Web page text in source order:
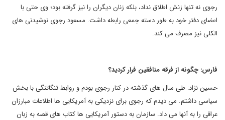
رجوی نه تنها زنش اطلاق نداد، بلکه زنان دیگران را نیز گرفته بود؛ وی حتی با
اعضای دفتر خود به طور دسته جمعی رابطه داشت. مسعود رجوی نوشیدنی های
الکلی نیز مصرف می کند.
فارس: چگونه از فرقه منافقین فرار کردید؟
حسین نژاد: طی سال های گذشته در کنار رجوی بودم و روابط تنگاتنگی با بخش
سیاسی داشتم. می دیدم که رجوی برای نزدیکی به آمریکایی ها اطلاعات مبارزان
عراقی را به آنها می داد. سازمان به دستور آمریکایی ها کتاب های قصه به زبان